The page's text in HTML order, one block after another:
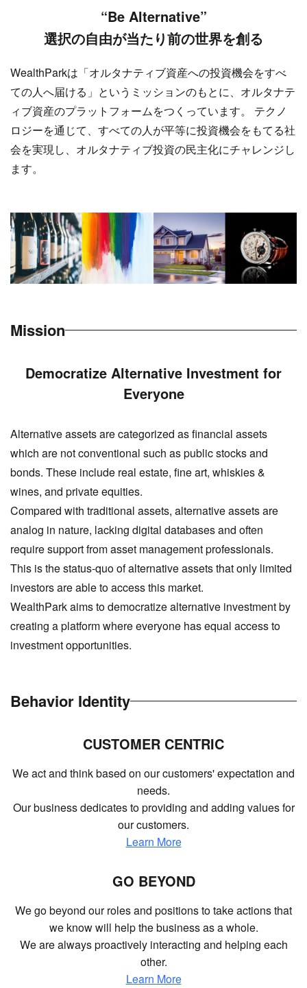
“Be Alternative”
選択の自由が当たり前の世界を創る
WealthParkは「オルタナティブ資産への投資機会をすべ
ての人へ届ける」というミッションのもとに、オルタナテ
ィブ資産のプラットフォームをつくっています。 テクノ
ロジーを通じて、すべての人が平等に投資機会をもてる社
会を実現し、オルタナティブ投資の民主化にチャレンジし
ます。
Mission
Democratize Alternative Investment for
Everyone
Alternative assets are categorized as financial assets
which are not conventional such as public stocks and
bonds. These include real estate, fine art, whiskies &
wines, and private equities.
Compared with traditional assets, alternative assets are
analog in nature, lacking digital databases and often
require support from asset management professionals.
This is the status-quo of alternative assets that only limited
investors are able to access this market.
WealthPark aims to democratize alternative investment by
creating a platform where everyone has equal access to
investment opportunities.
Behavior Identity
CUSTOMER CENTRIC
We act and think based on our customers' expectation and
needs.
Our business dedicates to providing and adding values for
our customers.
Learn More
GO BEYOND
We go beyond our roles and positions to take actions that
we know will help the business as a whole.
We are always proactively interacting and helping each
other.
Learn More